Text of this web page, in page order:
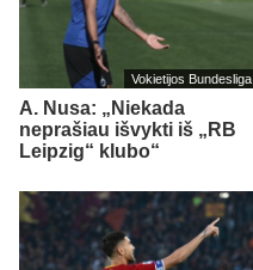
Vokietijos Bundesliga
A. Nusa: „Niekada
neprašiau išvykti iš „RB
Leipzig“ klubo“